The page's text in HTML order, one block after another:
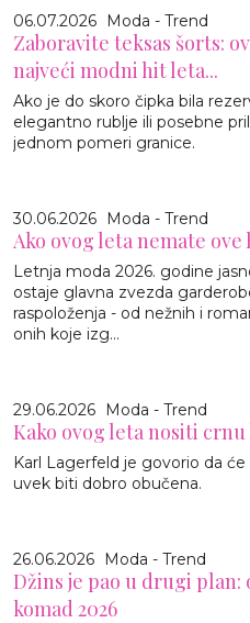
06.07.2026 Moda - Trend
Zaboravite teksas šorts:
najveći modni hit leta...
Ako je do skoro čipka bila
elegantno rublje ili posebne
jednom pomeri granice.
30.06.2026 Moda - Trend
Ako ovog leta nemate
Letnja moda 2026. godine
ostaje glavna zvezda
raspoloženja - od nežnih i
onih koje izg...
29.06.2026 Moda - Trend
Kako ovog leta nositi
Karl Lagerfeld je govorio da
uvek biti dobro obučena.
26.06.2026 Moda - Trend
Džins je pao u drugi
komad 2026